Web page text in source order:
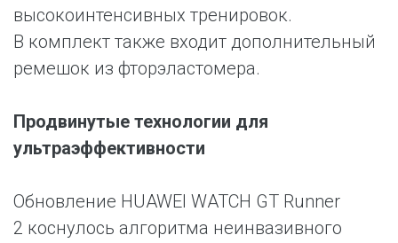
высокоинтенсивных тренировок.
В комплект также входит дополнительный
ремешок из фторэластомера.
Продвинутые технологии для
ультраэффективности
Обновление HUAWEI WATCH GT Runner
2 коснулось алгоритма неинвазивного